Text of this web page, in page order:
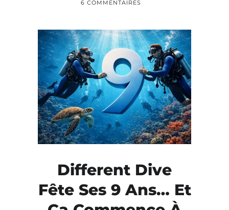
6 COMMENTAIRES
Different Dive
Fête Ses 9 Ans… Et